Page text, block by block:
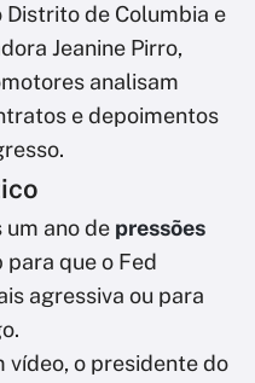
de Columbia e
Jeanine Pirro,
analisam
e depoimentos
ano de pressões
que o Fed
agressiva ou para
vídeo, o presidente do